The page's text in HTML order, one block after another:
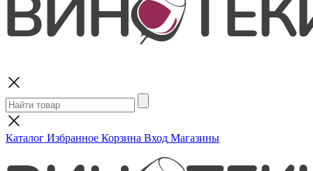
Каталог Избранное Корзина Вход Магазины